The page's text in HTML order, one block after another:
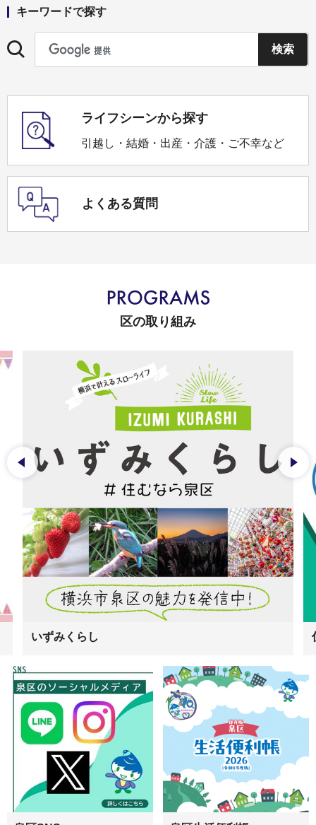
キーワードで探す
ライフシーンから探す
引越し・結婚・出産・介護・ご不幸など
よくある質問
区の取り組み
前のスライドを表示
いずみくらし
次